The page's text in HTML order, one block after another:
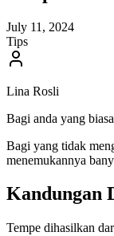
July 11, 2024
Tips
Lina Rosli
Bagi anda yang
Bagi yang tidak
menemukannya
Kandungan
Tempe dihasilkan